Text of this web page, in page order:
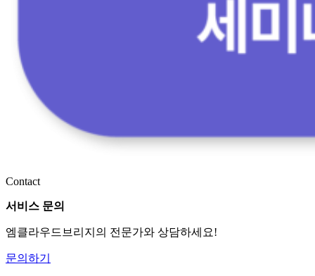
Contact
서비스 문의
엠클라우드브리지의 전문가와 상담하세요!
문의하기